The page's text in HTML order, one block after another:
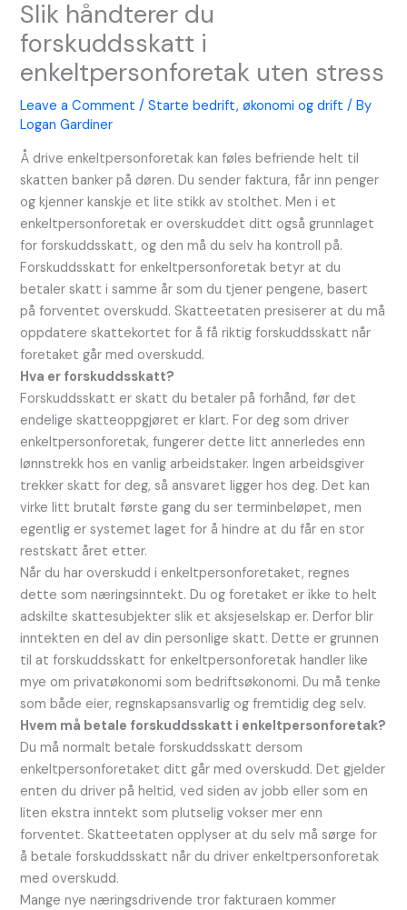
Slik håndterer du
forskuddsskatt i
enkeltpersonforetak uten stress
Leave a Comment /Starte bedrift, økonomi og drift / By
Logan Gardiner
Å drive enkeltpersonforetak kan føles befriende helt til
skatten banker på døren. Du sender faktura, får inn penger
og kjenner kanskje et lite stikk av stolthet. Men i et
enkeltpersonforetak er overskuddet ditt også grunnlaget
for forskuddsskatt, og den må du selv ha kontroll på.
Forskuddsskatt for enkeltpersonforetak betyr at du
betaler skatt i samme år som du tjener pengene, basert
på forventet overskudd. Skatteetaten presiserer at du må
oppdatere skattekortet for å få riktig forskuddsskatt når
foretaket går med overskudd.
Hva er forskuddsskatt?
Forskuddsskatt er skatt du betaler på forhånd, før det
endelige skatteoppgjøret er klart. For deg som driver
enkeltpersonforetak, fungerer dette litt annerledes enn
lønnstrekk hos en vanlig arbeidstaker. Ingen arbeidsgiver
trekker skatt for deg, så ansvaret ligger hos deg. Det kan
virke litt brutalt første gang du ser terminbeløpet, men
egentlig er systemet laget for å hindre at du får en stor
restskatt året etter.
Når du har overskudd i enkeltpersonforetaket, regnes
dette som næringsinntekt. Du og foretaket er ikke to helt
adskilte skattesubjekter slik et aksjeselskap er. Derfor blir
inntekten en del av din personlige skatt. Dette er grunnen
til at forskuddsskatt for enkeltpersonforetak handler like
mye om privatøkonomi som bedriftsøkonomi. Du må tenke
som både eier, regnskapsansvarlig og fremtidig deg selv.
Hvem må betale forskuddsskatt i enkeltpersonforetak?
Du må normalt betale forskuddsskatt dersom
enkeltpersonforetaket ditt går med overskudd. Det gjelder
enten du driver på heltid, ved siden av jobb eller som en
liten ekstra inntekt som plutselig vokser mer enn
forventet. Skatteetaten opplyser at du selv må sørge for
å betale forskuddsskatt når du driver enkeltpersonforetak
med overskudd.
Mange nye næringsdrivende tror fakturaen kommer